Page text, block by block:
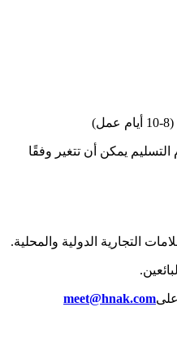
التسليم يمكن أن تتغير وفقًا
التجارية الدولية والمحلية.
علىmeet@hnak.com